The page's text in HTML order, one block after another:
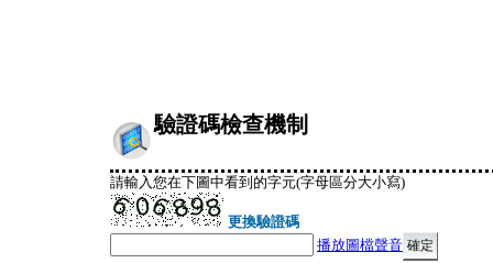
驗證碼檢查機制
請輸入您在下圖中看到的字元(字母區分大小寫)
更換驗證碼
播放圖檔聲音